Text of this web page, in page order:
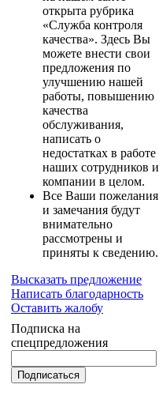
открыта рубрика
«Служба контроля
качества». Здесь Вы
можете внести свои
предложения по
улучшению нашей
работы, повышению
качества
обслуживания,
написать о
недостатках в работе
наших сотрудников и
компании в целом.
Все Ваши пожелания
и замечания будут
внимательно
рассмотрены и
приняты к сведению.
Высказать предложение
Написать благодарность
Оставить жалобу
Подписка на
спецпредложения